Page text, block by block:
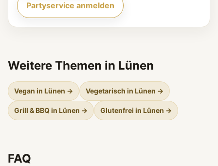
Partyservice anmelden
Weitere Themen in Lünen
Vegan in Lünen → Vegetarisch in Lünen →
Grill & BBQ in Lünen → Glutenfrei in Lünen →
FAQ